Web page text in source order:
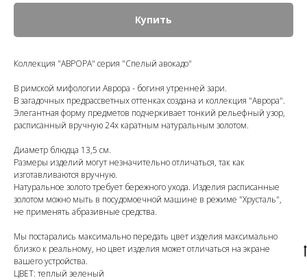
Купить
Коллекция "АВРОРА" серия "Спелый авокадо"
В римской мифологии Аврора - богиня утренней зари.
В загадочных предрассветных оттенках создана и коллекция "Аврора".
Элегантная форму предметов подчеркивает тонкий рельефный узор,
расписанный вручную 24х каратным натуральным золотом.
Диаметр блюдца 13,5 см.
Размеры изделий могут незначительно отличаться, так как
изготавливаются вручную.
Натуральное золото требует бережного ухода. Изделия расписанные
золотом можно мыть в посудомоечной машине в режиме "Хрусталь",
не применять абразивные средства.
Мы постарались максимально передать цвет изделия максимально
близко к реальному, но цвет изделия может отличаться на экране
вашего устройства.
ЦВЕТ: теплый зеленый